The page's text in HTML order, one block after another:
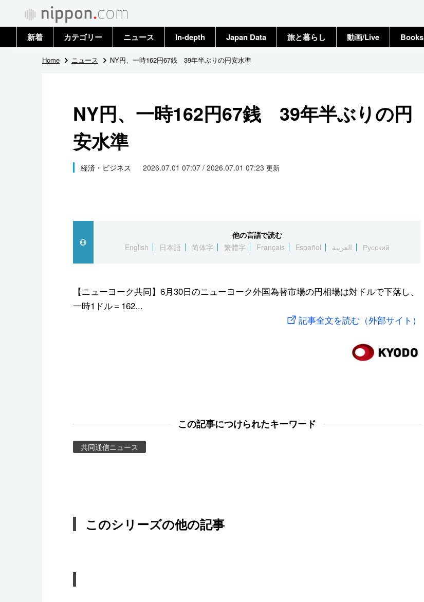
新着 カテゴリー
政治・外交
国際
社会
文化
スポーツ・東京2020
ニュース
トップ
In-depth Japan Data 旅と暮らし 動画/Live Books
Home ニュース NY円、一時162円67銭 39年半ぶりの円安水準
NY円、一時162円67銭 39年半ぶりの円
安水準
経済・ビジネス 2026.07.01 07:07 / 2026.07.01 07:23 更新
他の言語で読む
English
日本語 简体字 繁體字 Français Español العربية Русский
【ニューヨーク共同】6月30日のニューヨーク外国為替市場の円相場は対ドルで下落し、
一時1ドル＝162...
記事全文を読む（外部サイト）
この記事につけられたキーワード
共同通信ニュース
このシリーズの他の記事